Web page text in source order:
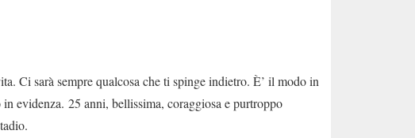
Ci sarà sempre qualcosa che ti spinge indietro. È’ il modo in
in evidenza. 25 anni, bellissima, coraggiosa e purtroppo